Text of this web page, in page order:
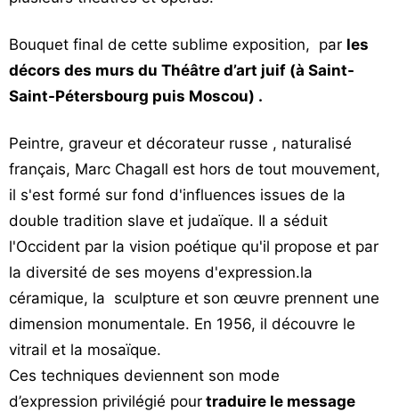
Bouquet final de cette sublime exposition, par les
décors des murs du Théâtre d’art juif (à Saint-
Saint-Pétersbourg puis Moscou) .
Peintre, graveur et décorateur russe , naturalisé
français, Marc Chagall est hors de tout mouvement,
il s'est formé sur fond d'influences issues de la
double tradition slave et judaïque. Il a séduit
l'Occident par la vision poétique qu'il propose et par
la diversité de ses moyens d'expression.la
céramique, la sculpture et son œuvre prennent une
dimension monumentale. En 1956, il découvre le
vitrail et la mosaïque.
Ces techniques deviennent son mode
d’expression privilégié pour traduire le message